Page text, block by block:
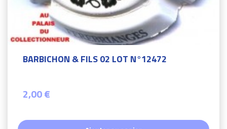
BARBICHON & FILS 02 LOT N°12472
2,00 €